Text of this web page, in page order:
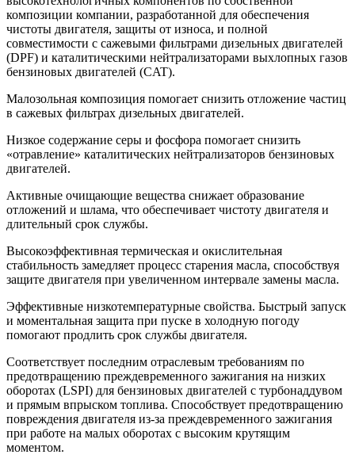
композиции компании, разработанной для обеспечения
чистоты двигателя, защиты от износа, и полной
совместимости с сажевыми фильтрами дизельных двигателей
(DPF) и каталитическими нейтрализаторами выхлопных газов
бензиновых двигателей (CAT).
Малозольная композиция помогает снизить отложение частиц
в сажевых фильтрах дизельных двигателей.
Низкое содержание серы и фосфора помогает снизить
«отравление» каталитических нейтрализаторов бензиновых
двигателей.
Активные очищающие вещества снижает образование
отложений и шлама, что обеспечивает чистоту двигателя и
длительный срок службы.
Высокоэффективная термическая и окислительная
стабильность замедляет процесс старения масла, способствуя
защите двигателя при увеличенном интервале замены масла.
Эффективные низкотемпературные свойства. Быстрый запуск
и моментальная защита при пуске в холодную погоду
помогают продлить срок службы двигателя.
Соответствует последним отраслевым требованиям по
предотвращению преждевременного зажигания на низких
оборотах (LSPI) для бензиновых двигателей с турбонаддувом
и прямым впрыском топлива. Способствует предотвращению
повреждения двигателя из-за преждевременного зажигания
при работе на малых оборотах с высоким крутящим
моментом.